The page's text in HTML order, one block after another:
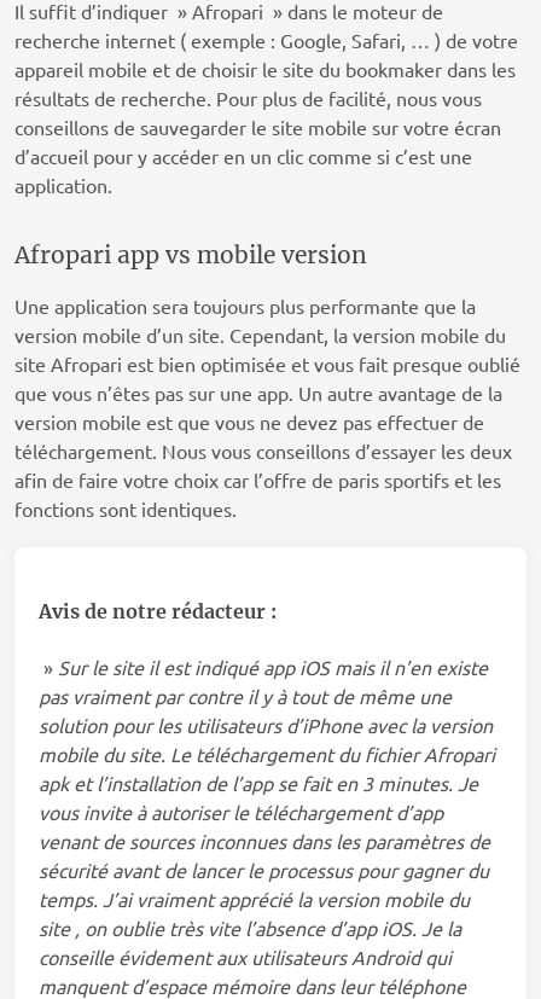
Il suffit d’indiquer » Afropari » dans le moteur de
recherche internet ( exemple : Google, Safari, … ) de votre
appareil mobile et de choisir le site du bookmaker dans les
résultats de recherche. Pour plus de facilité, nous vous
conseillons de sauvegarder le site mobile sur votre écran
d’accueil pour y accéder en un clic comme si c’est une
application.
Afropari app vs mobile version
Une application sera toujours plus performante que la
version mobile d’un site. Cependant, la version mobile du
site Afropari est bien optimisée et vous fait presque oublié
que vous n’êtes pas sur une app. Un autre avantage de la
version mobile est que vous ne devez pas effectuer de
téléchargement. Nous vous conseillons d’essayer les deux
afin de faire votre choix car l’offre de paris sportifs et les
fonctions sont identiques.
Avis de notre rédacteur :
» Sur le site il est indiqué app iOS mais il n’en existe
pas vraiment par contre il y à tout de même une
solution pour les utilisateurs d’iPhone avec la version
mobile du site. Le téléchargement du fichier Afropari
apk et l’installation de l’app se fait en 3 minutes. Je
vous invite à autoriser le téléchargement d’app
venant de sources inconnues dans les paramètres de
sécurité avant de lancer le processus pour gagner du
temps. J’ai vraiment apprécié la version mobile du
site , on oublie très vite l’absence d’app iOS. Je la
conseille évidement aux utilisateurs Android qui
manquent d’espace mémoire dans leur téléphone